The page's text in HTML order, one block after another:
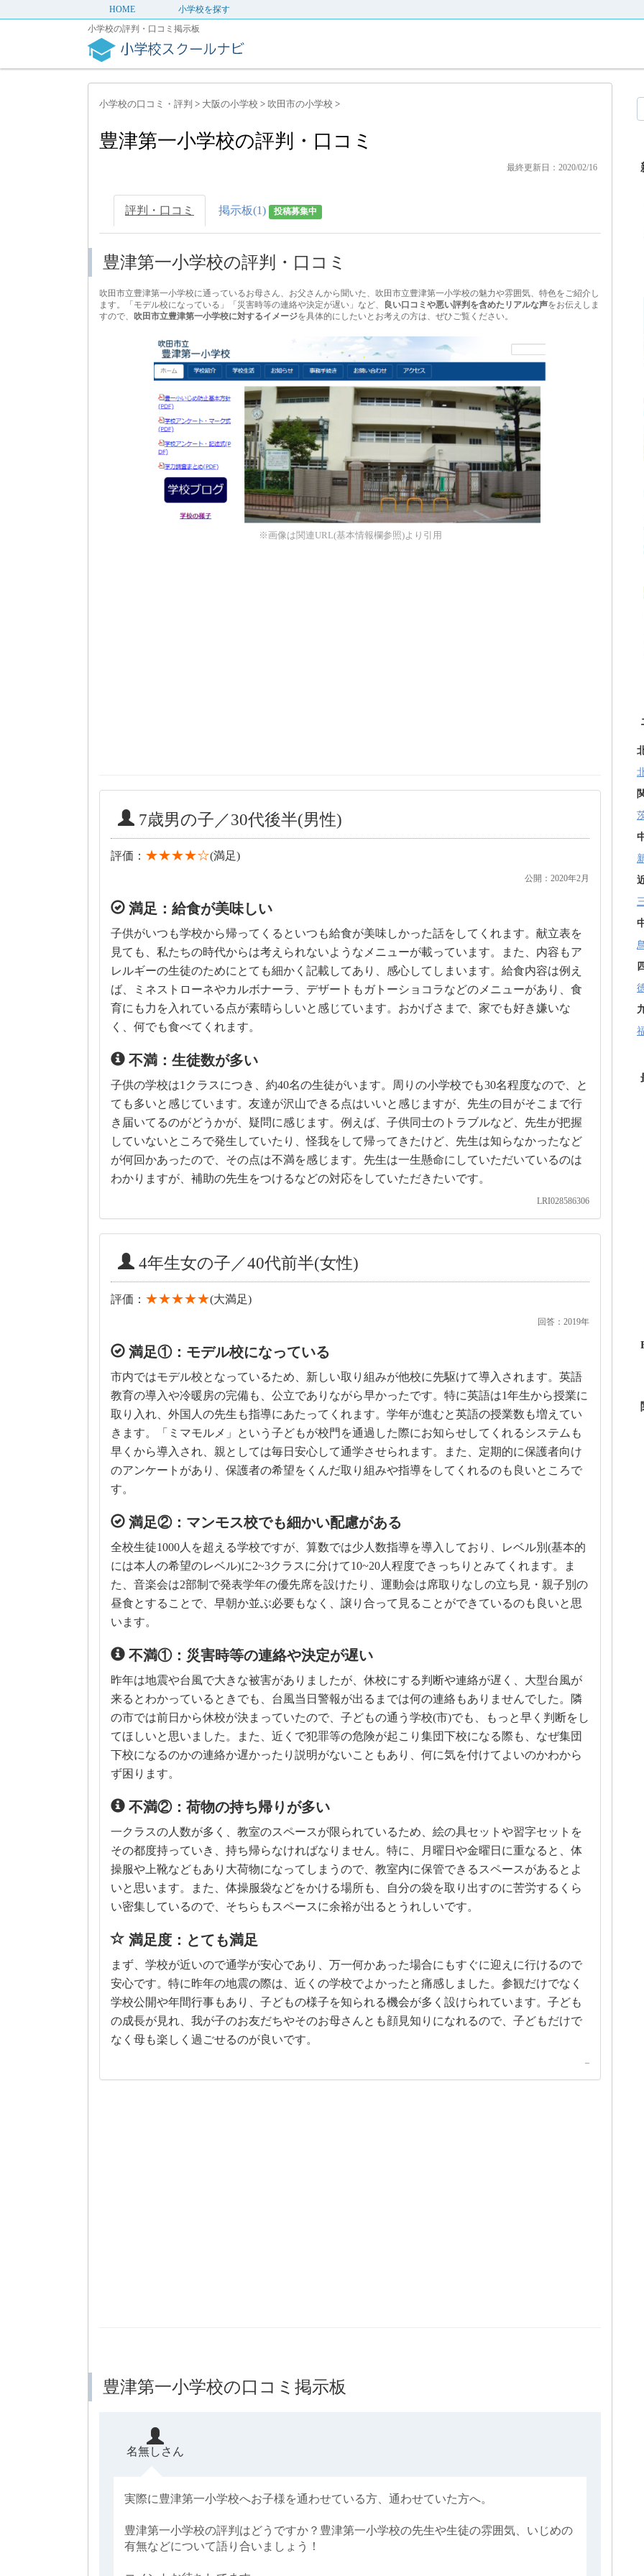
HOME
小学校を探す
小学校の評判・口コミ掲示板
小学校の口コミ・評判 > 大阪の小学校 > 吹田市の小学校 >
豊津第一小学校の評判・口コミ
最終更新日：2020/02/16
評判・口コミ 掲示板(1) 投稿募集中
豊津第一小学校の評判・口コミ
吹田市立豊津第一小学校に通っているお母さん、お父さんから聞いた、吹田市立豊津第一小学校の魅力や雰囲気、特色をご紹介し
ます。「モデル校になっている」「災害時等の連絡や決定が遅い」など、
良い口コミや悪い評判を含めたリアルな声をお伝えしま
すので、
吹田市立豊津第一小学校に対するイメージを具体的にしたいとお考えの方は、ぜひご覧ください。
※画像は関連URL(基本情報欄参照)より引用
7歳男の子／30代後半(男性)
評価： ★★★★☆(満足)
公開：2020年2月
満足：給食が美味しい
子供がいつも学校から帰ってくるといつも給食が美味しかった話をしてくれます。献立表を
見ても、私たちの時代からは考えられないようなメニューが載っています。また、内容もア
レルギーの生徒のためにとても細かく記載してあり、感心してしまいます。給食内容は例え
ば、ミネストローネやカルボナーラ、デザートもガトーショコラなどのメニューがあり、食
育にも力を入れている点が素晴らしいと感じています。おかげさまで、家でも好き嫌いな
く、何でも食べてくれます。
不満：生徒数が多い
子供の学校は1クラスにつき、約40名の生徒がいます。周りの小学校でも30名程度なので、と
ても多いと感じています。友達が沢山できる点はいいと感じますが、先生の目がそこまで行
き届いてるのがどうかが、疑問に感じます。例えば、子供同士のトラブルなど、先生が把握
していないところで発生していたり、怪我をして帰ってきたけど、先生は知らなかったなど
が何回かあったので、その点は不満を感じます。先生は一生懸命にしていただいているのは
わかりますが、補助の先生をつけるなどの対応をしていただきたいです。
LRI028586306
4年生女の子／40代前半(女性)
評価： ★★★★★(大満足)
回答：2019年
満足①：モデル校になっている
市内ではモデル校となっているため、新しい取り組みが他校に先駆けて導入されます。英語
教育の導入や冷暖房の完備も、公立でありながら早かったです。特に英語は1年生から授業に
取り入れ、外国人の先生も指導にあたってくれます。学年が進むと英語の授業数も増えてい
きます。「ミマモルメ」という子どもが校門を通過した際にお知らせしてくれるシステムも
早くから導入され、親としては毎日安心して通学させられます。また、定期的に保護者向け
のアンケートがあり、保護者の希望をくんだ取り組みや指導をしてくれるのも良いところで
す。
満足②：マンモス校でも細かい配慮がある
全校生徒1000人を超える学校ですが、算数では少人数指導を導入しており、レベル別(基本的
には本人の希望のレベル)に2~3クラスに分けて10~20人程度できっちりとみてくれます。ま
た、音楽会は2部制で発表学年の優先席を設けたり、運動会は席取りなしの立ち見・親子別の
昼食とすることで、早朝か並ぶ必要もなく、譲り合って見ることができているのも良いと思
います。
不満①：災害時等の連絡や決定が遅い
昨年は地震や台風で大きな被害がありましたが、休校にする判断や連絡が遅く、大型台風が
来るとわかっているときでも、台風当日警報が出るまでは何の連絡もありませんでした。隣
の市では前日から休校が決まっていたので、子どもの通う学校(市)でも、もっと早く判断をし
てほしいと思いました。また、近くで犯罪等の危険が起こり集団下校になる際も、なぜ集団
下校になるのかの連絡か遅かったり説明がないこともあり、何に気を付けてよいのかわから
ず困ります。
不満②：荷物の持ち帰りが多い
一クラスの人数が多く、教室のスペースが限られているため、絵の具セットや習字セットを
その都度持っていき、持ち帰らなければなりません。特に、月曜日や金曜日に重なると、体
操服や上靴などもあり大荷物になってしまうので、教室内に保管できるスペースがあるとよ
いと思います。また、体操服袋などをかける場所も、自分の袋を取り出すのに苦労するくら
い密集しているので、そちらもスペースに余裕が出るとうれしいです。
満足度：とても満足
まず、学校が近いので通学が安心であり、万一何かあった場合にもすぐに迎えに行けるので
安心です。特に昨年の地震の際は、近くの学校でよかったと痛感しました。参観だけでなく
学校公開や年間行事もあり、子どもの様子を知られる機会が多く設けられています。子ども
の成長が見れ、我が子のお友だちやそのお母さんとも顔見知りになれるので、子どもだけで
なく母も楽しく過ごせるのが良いです。
–
豊津第一小学校の口コミ掲示板
名無しさん
実際に豊津第一小学校へお子様を通わせている方、通わせていた方へ。
豊津第一小学校の評判はどうですか？豊津第一小学校の先生や生徒の雰囲気、いじめの
有無などについて語り合いましょう！